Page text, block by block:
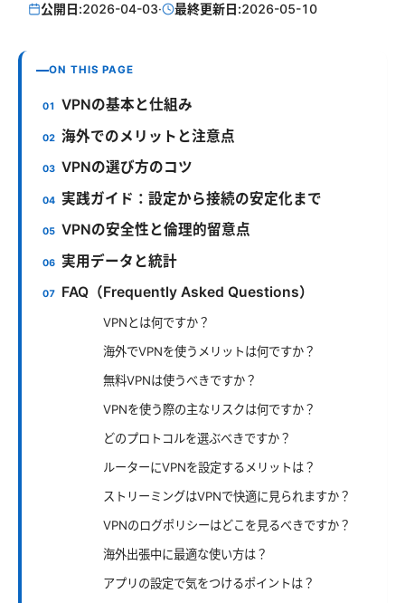
公開日:2026-04-03· 最終更新日:2026-05-10
ON THIS PAGE
VPNの基本と仕組み
海外でのメリットと注意点
VPNの選び方のコツ
実践ガイド：設定から接続の安定化まで
VPNの安全性と倫理的留意点
実用データと統計
FAQ（Frequently Asked Questions）
VPNとは何ですか？
海外でVPNを使うメリットは何ですか？
無料VPNは使うべきですか？
VPNを使う際の主なリスクは何ですか？
どのプロトコルを選ぶべきですか？
ルーターにVPNを設定するメリットは？
ストリーミングはVPNで快適に見られますか？
VPNのログポリシーはどこを見るべきですか？
海外出張中に最適な使い方は？
アプリの設定で気をつけるポイントは？